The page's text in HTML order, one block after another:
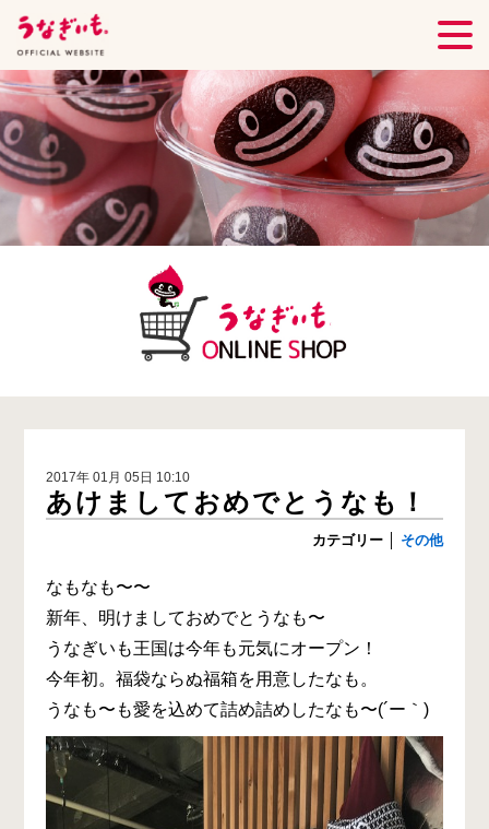
2017年 01月 05日 10:10
あけましておめでとうなも！
カテゴリー その他
なもなも〜〜
新年、明けましておめでとうなも〜
うなぎいも王国は今年も元気にオープン！
今年初。福袋ならぬ福箱を用意したなも。
うなも〜も愛を込めて詰め詰めしたなも〜(´ー｀)